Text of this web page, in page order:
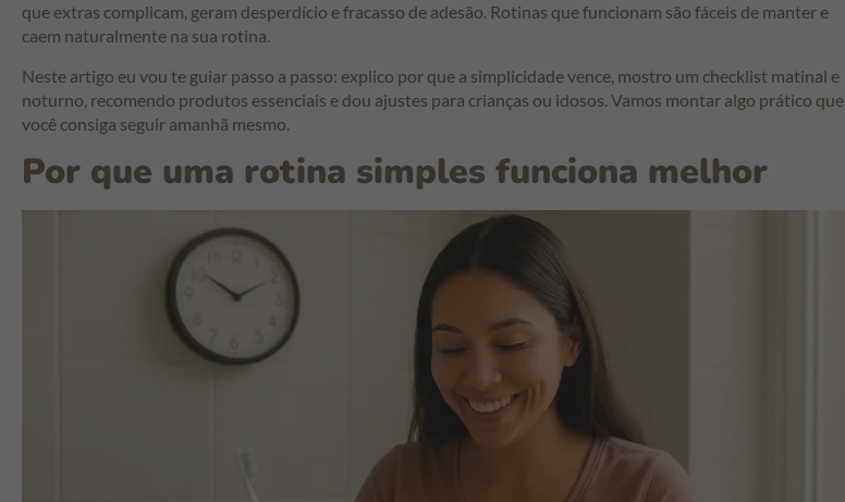
que extras complicam, geram desperdício e fracasso de adesão. Rotinas que funcionam são fáceis de manter e
caem naturalmente na sua rotina.
Neste artigo eu vou te guiar passo a passo: explico por que a simplicidade vence, mostro um checklist matinal e
noturno, recomendo produtos essenciais e dou ajustes para crianças ou idosos. Vamos montar algo prático que
você consiga seguir amanhã mesmo.
Por que uma rotina simples funciona melhor